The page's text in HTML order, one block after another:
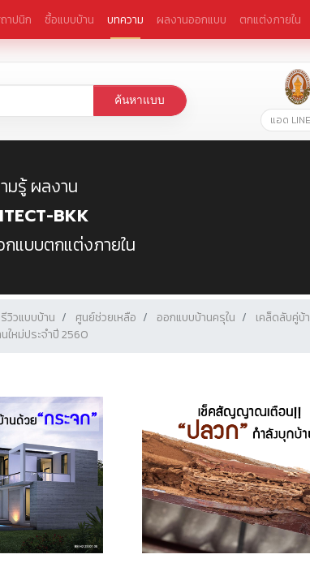
าปนิก ซื้อแบบบ้าน บทความ ผลงานออกแบบ ตกแต่งภายใน
ค้นหาแบบ
แอด LINE
มรู้ ผลงาน
BKK
แบบตกแต่งภายใน
รีวิวแบบบ้าน ศูนย์ช่วยเหลือ ออกแบบบ้านครุใน เคล็ดลับคู่บ้
ใหม่ประจำปี 2560